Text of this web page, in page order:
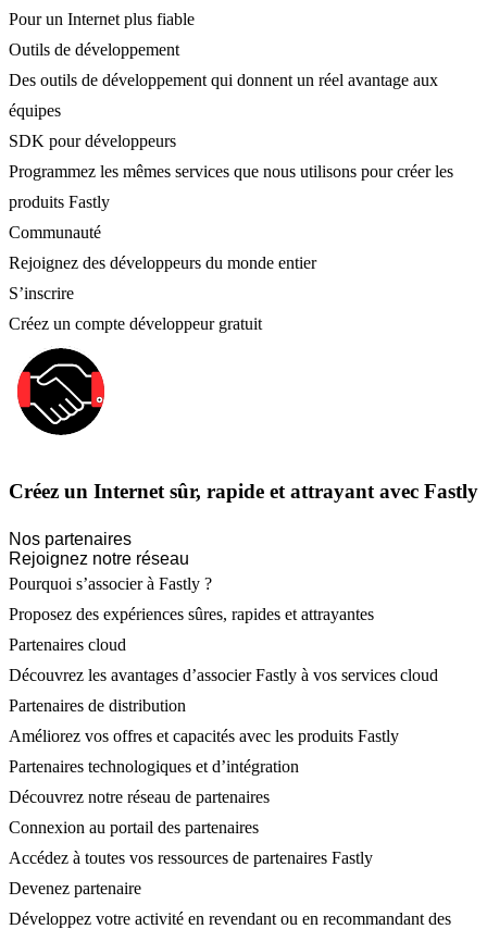
Pour un Internet plus fiable
Outils de développement
Des outils de développement qui donnent un réel avantage aux
équipes
SDK pour développeurs
Programmez les mêmes services que nous utilisons pour créer les
produits Fastly
Communauté
Rejoignez des développeurs du monde entier
S’inscrire
Créez un compte développeur gratuit
Créez un Internet sûr, rapide et attrayant avec Fastly
Nos partenaires
Rejoignez notre réseau
Pourquoi s’associer à Fastly ?
Proposez des expériences sûres, rapides et attrayantes
Partenaires cloud
Découvrez les avantages d’associer Fastly à vos services cloud
Partenaires de distribution
Améliorez vos offres et capacités avec les produits Fastly
Partenaires technologiques et d’intégration
Découvrez notre réseau de partenaires
Connexion au portail des partenaires
Accédez à toutes vos ressources de partenaires Fastly
Devenez partenaire
Développez votre activité en revendant ou en recommandant des